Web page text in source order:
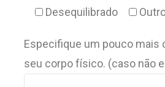
Desequilibrado
Especifique um pouco mais
seu corpo físico. (caso não